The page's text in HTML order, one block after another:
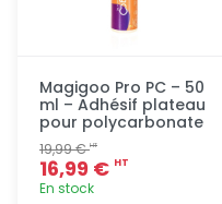
Magigoo Pro PC – 50
ml – Adhésif plateau
pour polycarbonate
19,99 €HT
16,99 € HT
En stock